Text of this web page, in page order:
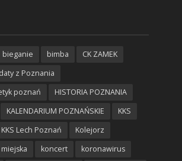
bieganie bimba
CK ZAMEK
daty z Poznania
poznań
HISTORIA POZNANIA
KALENDARIUM POZNAŃSKIE
KKS
KKS Lech Poznań
Kolejorz
koncert
koronawirus